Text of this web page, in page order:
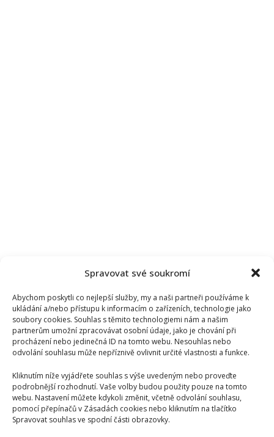
Spravovat své soukromí
Abychom poskytli co nejlepší služby, my a naši partneři používáme k
ukládání a/nebo přístupu k informacím o zařízeních, technologie jako
soubory cookies. Souhlas s těmito technologiemi nám a našim
partnerům umožní zpracovávat osobní údaje, jako je chování při
procházení nebo jedinečná ID na tomto webu. Nesouhlas nebo
odvolání souhlasu může nepříznivě ovlivnit určité vlastnosti a funkce.
Kliknutím níže vyjádřete souhlas s výše uvedeným nebo proveďte
podrobnější rozhodnutí. Vaše volby budou použity pouze na tomto
webu. Nastavení můžete kdykoli změnit, včetně odvolání souhlasu,
pomocí přepínačů v Zásadách cookies nebo kliknutím na tlačítko
Spravovat souhlas ve spodní části obrazovky.